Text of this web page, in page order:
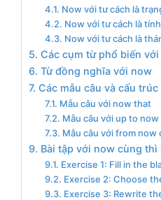
4.1. Now với tư cách là
4.2. Now với tư cách là
4.3. Now với tư cách là
5. Các cụm từ phổ biến
6. Từ đồng nghĩa với now
7. Các mẫu câu và cấu
7.1. Mẫu câu với now that
7.2. Mẫu câu với up to now
7.3. Mẫu câu với from now
9. Bài tập với now cùng
9.1. Exercise 1: Fill in the
9.2. Exercise 2: Choose
9.3. Exercise 3: Rewrite